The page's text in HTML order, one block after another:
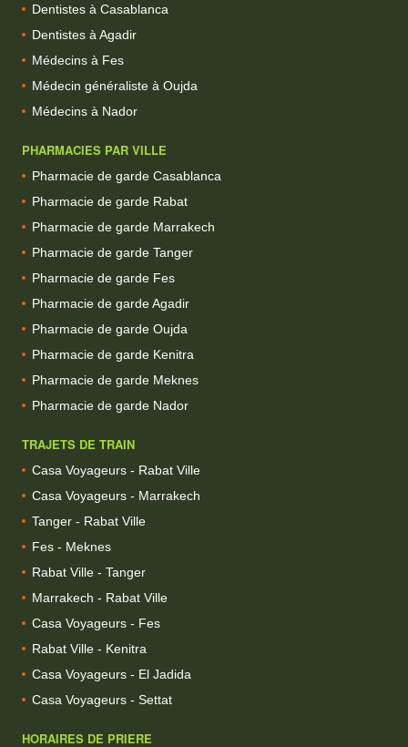
Dentistes à Casablanca
Dentistes à Agadir
Médecins à Fes
Médecin généraliste à Oujda
Médecins à Nador
PHARMACIES PAR VILLE
Pharmacie de garde Casablanca
Pharmacie de garde Rabat
Pharmacie de garde Marrakech
Pharmacie de garde Tanger
Pharmacie de garde Fes
Pharmacie de garde Agadir
Pharmacie de garde Oujda
Pharmacie de garde Kenitra
Pharmacie de garde Meknes
Pharmacie de garde Nador
TRAJETS DE TRAIN
Casa Voyageurs - Rabat Ville
Casa Voyageurs - Marrakech
Tanger - Rabat Ville
Fes - Meknes
Rabat Ville - Tanger
Marrakech - Rabat Ville
Casa Voyageurs - Fes
Rabat Ville - Kenitra
Casa Voyageurs - El Jadida
Casa Voyageurs - Settat
HORAIRES DE PRIERE